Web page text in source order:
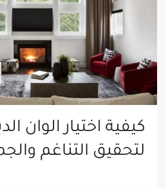
كيفية اختيار الوان
لتحقيق التناغم والجمال